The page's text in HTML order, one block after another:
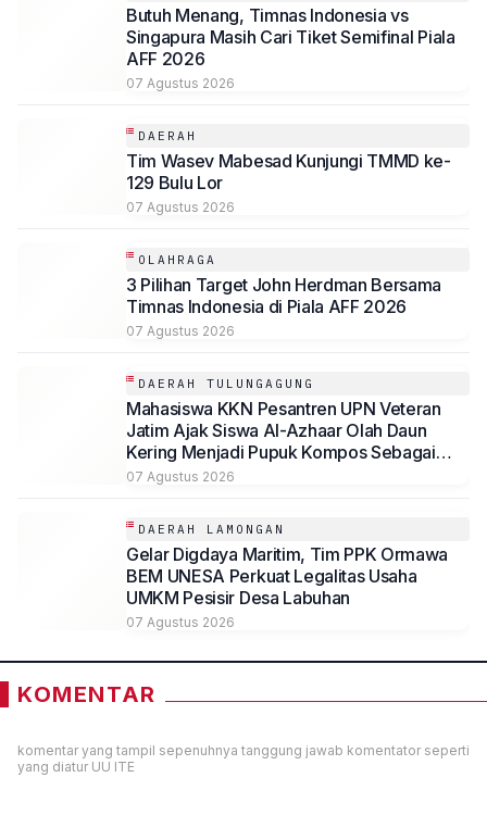
Butuh Menang, Timnas Indonesia vs
Singapura Masih Cari Tiket Semifinal Piala
AFF 2026
07 Agustus 2026
DAERAH
Tim Wasev Mabesad Kunjungi TMMD ke-
129 Bulu Lor
07 Agustus 2026
OLAHRAGA
3 Pilihan Target John Herdman Bersama
Timnas Indonesia di Piala AFF 2026
07 Agustus 2026
DAERAH TULUNGAGUNG
Mahasiswa KKN Pesantren UPN Veteran
Jatim Ajak Siswa Al-Azhaar Olah Daun
Kering Menjadi Pupuk Kompos Sebagai
Solusi Ramah Lingkungan
07 Agustus 2026
DAERAH LAMONGAN
Gelar Digdaya Maritim, Tim PPK Ormawa
BEM UNESA Perkuat Legalitas Usaha
UMKM Pesisir Desa Labuhan
07 Agustus 2026
KOMENTAR
komentar yang tampil sepenuhnya tanggung jawab komentator seperti
yang diatur UU ITE